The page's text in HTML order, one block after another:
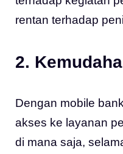
rentan terhadap
2.
Dengan mobile
akses ke layanan
di mana saja,